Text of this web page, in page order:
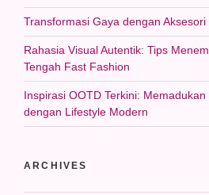
Transformasi Gaya dengan
Rahasia Visual Autentik: Tips
Tengah Fast Fashion
Inspirasi OOTD Terkini:
dengan Lifestyle Modern
ARCHIVES